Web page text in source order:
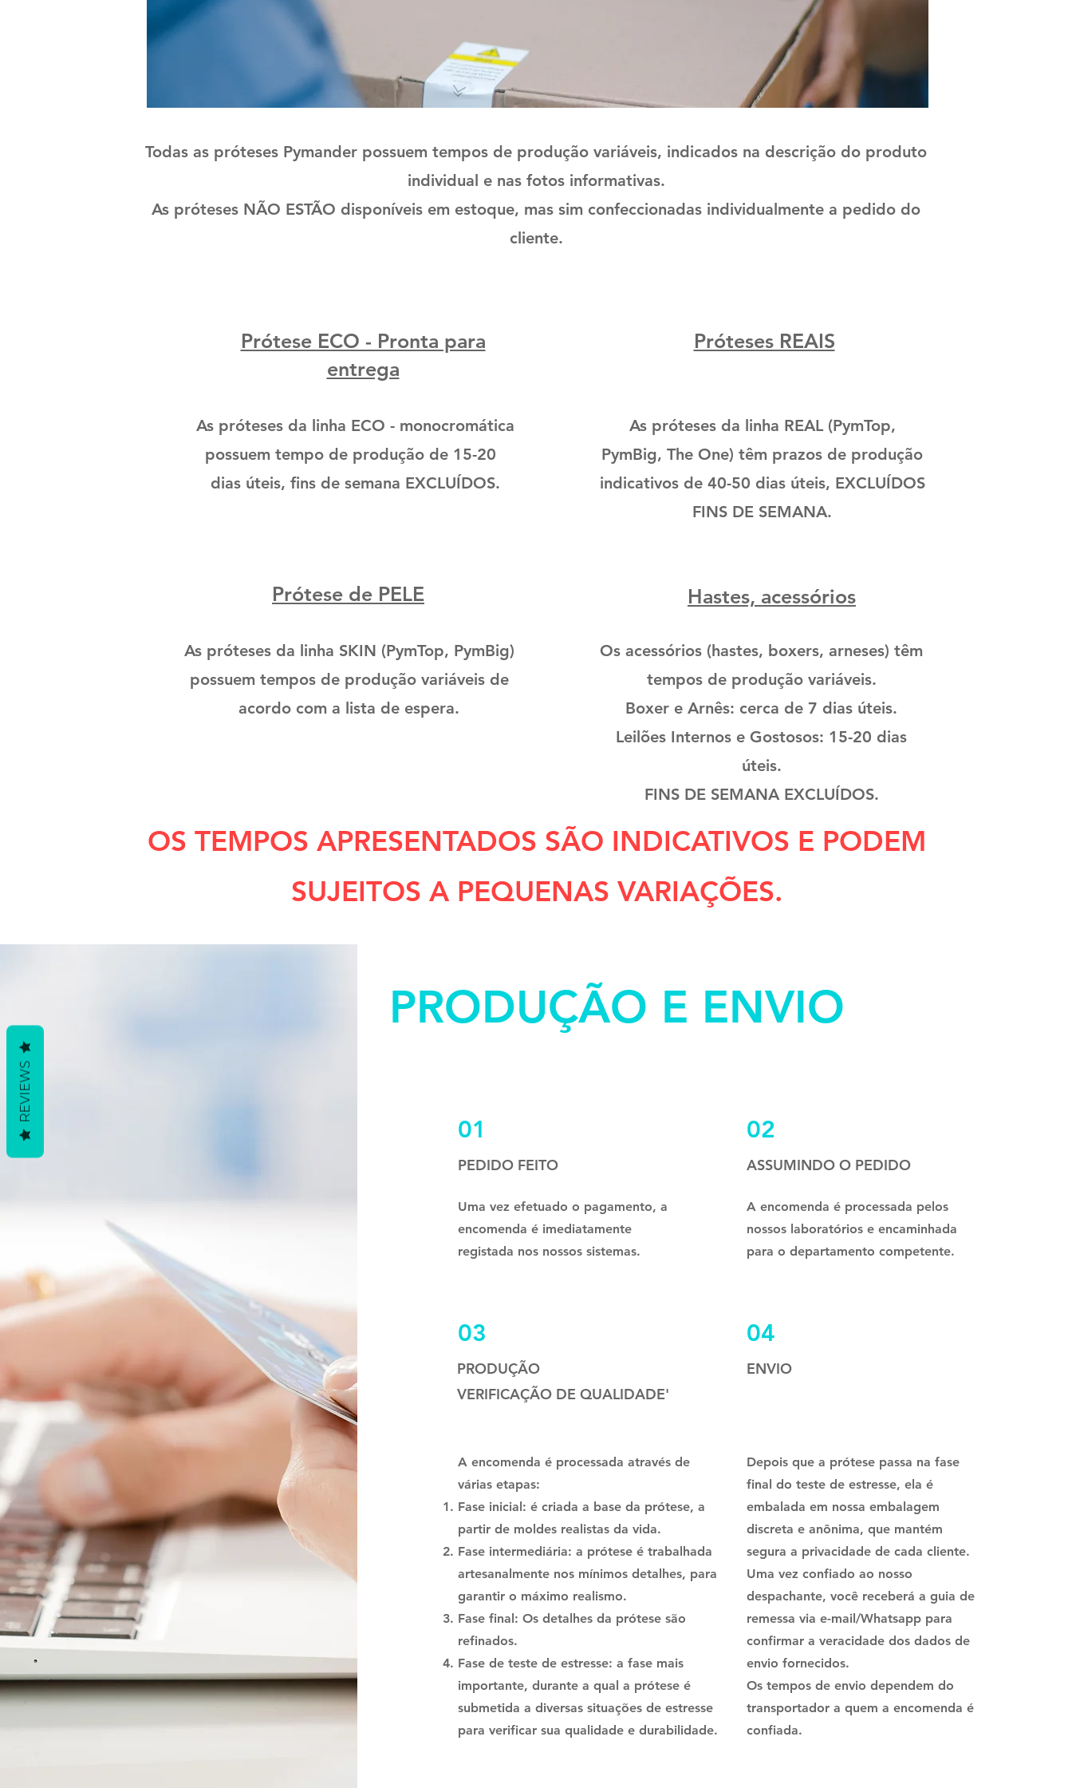
Todas as próteses Pymander possuem tempos de produção variáveis, indicados na descrição do produto
individual e nas fotos informativas.
As próteses NÃO ESTÃO disponíveis em estoque, mas sim confeccionadas individualmente a pedido do
cliente.
Prótese ECO - Pronta para
entrega
As próteses da linha ECO - monocromática
possuem tempo de produção de 15-20
dias úteis, fins de semana EXCLUÍDOS.
Próteses REAIS
As próteses da linha REAL (PymTop,
PymBig, The One) têm prazos de produção
indicativos de 40-50 dias úteis, EXCLUÍDOS
FINS DE SEMANA.
Prótese de PELE
As próteses da linha SKIN (PymTop, PymBig)
possuem tempos de produção variáveis de
acordo com a lista de espera.
Hastes, acessórios
Os acessórios (hastes, boxers, arneses) têm
tempos de produção variáveis.
Boxer e Arnês: cerca de 7 dias úteis.
Leilões Internos e Gostosos: 15-20 dias
úteis.
FINS DE SEMANA EXCLUÍDOS.
OS TEMPOS APRESENTADOS SÃO INDICATIVOS E PODEM
SUJEITOS A PEQUENAS VARIAÇÕES.
PRODUÇÃO E ENVIO
01
PEDIDO FEITO
Uma vez efetuado o pagamento, a
encomenda é imediatamente
registada nos nossos sistemas.
02
ASSUMINDO O PEDIDO
A encomenda é processada pelos
nossos laboratórios e encaminhada
para o departamento competente.
03 04
PRODUÇÃO
VERIFICAÇÃO DE QUALIDADE'
ENVIO
A encomenda é processada através de
várias etapas:
Fase inicial: é criada a base da prótese, a
partir de moldes realistas da vida.
Fase intermediária: a prótese é trabalhada
artesanalmente nos mínimos detalhes, para
garantir o máximo realismo.
Fase final: Os detalhes da prótese são
refinados.
Fase de teste de estresse: a fase mais
importante, durante a qual a prótese é
submetida a diversas situações de estresse
para verificar sua qualidade e durabilidade.
Depois que a prótese passa na fase
final do teste de estresse, ela é
embalada em nossa embalagem
discreta e anônima, que mantém
segura a privacidade de cada cliente.
Uma vez confiado ao nosso
despachante, você receberá a guia de
remessa via e-mail/Whatsapp para
confirmar a veracidade dos dados de
envio fornecidos.
Os tempos de envio dependem do
transportador a quem a encomenda é
confiada.
REVIEWS